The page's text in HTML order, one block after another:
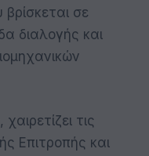
σε
διαλογής και
τις
Επιτροπής και